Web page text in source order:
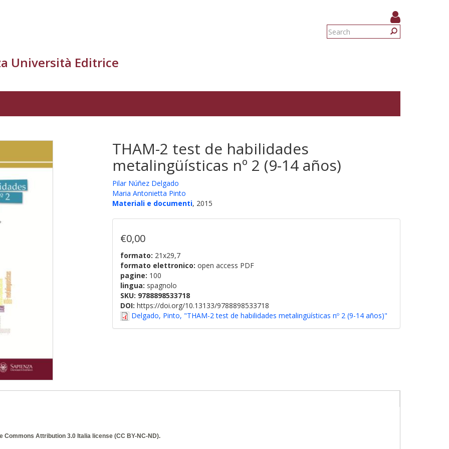
Search
Università Editrice
THAM-2 test de habilidades
metalingüísticas nº 2 (9-14 años)
Pilar Núñez Delgado
Maria Antonietta Pinto
Materiali e documenti, 2015
€0,00
formato: 21x29,7
formato elettronico: open access PDF
pagine: 100
lingua: spagnolo
SKU: 9788898533718
DOI: https://doi.org/10.13133/9788898533718
Delgado, Pinto, "THAM-2 test de habilidades metalingüísticas nº 2 (9-14 años)"
Commons Attribution 3.0 Italia license (CC BY-NC-ND).